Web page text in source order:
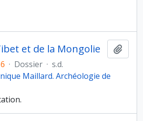
et de la Mongolie
· Dossier · s.d.
Maillard. Archéologie de